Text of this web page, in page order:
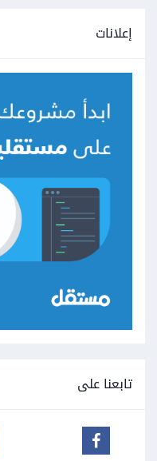
إعلانات
تابعنا على